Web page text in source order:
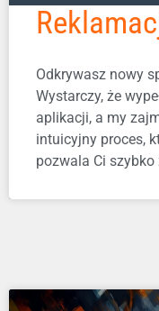
Odkrywasz nowy
Wystarczy, że
aplikacji, a my
intuicyjny proces,
pozwala Ci szybko